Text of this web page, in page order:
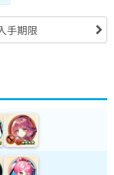
手期限